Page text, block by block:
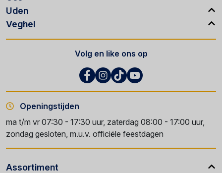
Uden
Veghel
Volg en like ons op
Openingstijden
ma t/m vr 07:30 - 17:30 uur, zaterdag 08:00 - 17:00 uur,
zondag gesloten, m.u.v. officiële feestdagen
Assortiment